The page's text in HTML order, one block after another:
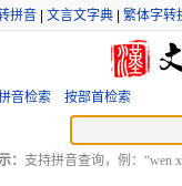
拼音 文言文字典 繁体字转
音检索 按部首检索
： 支持拼音查询，例：“wen